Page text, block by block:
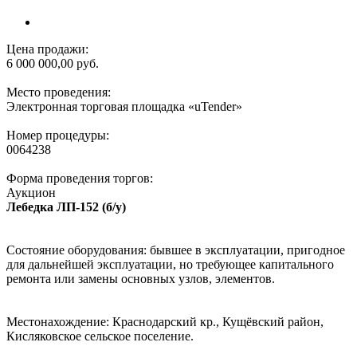
Цена продажи:
6 000 000,00 руб.
Место проведения:
Электронная торговая площадка «uTender»
Номер процедуры:
0064238
Форма проведения торгов:
Аукцион
Лебедка ЛП-152 (б/у)
Состояние оборудования: бывшее в эксплуатации, пригодное
для дальнейшей эксплуатации, но требующее капитального
ремонта или замены основных узлов, элементов.
Местонахождение: Краснодарский кр., Кущёвский район,
Кисляковское сельское поселение.